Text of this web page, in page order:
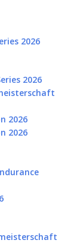
2026
2026
2026
2026